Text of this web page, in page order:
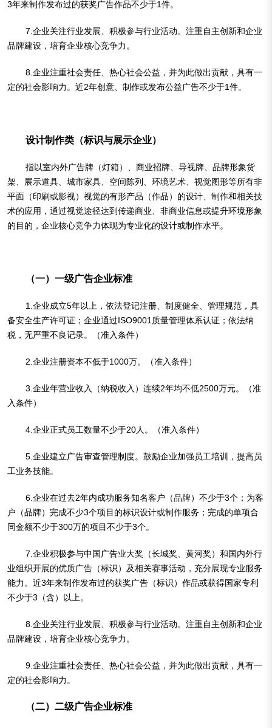
3年来制作发布过的获奖广告作品不少于1件。
7.企业关注行业发展、积极参与行业活动。注重自主创新和企业
品牌建设，培育企业核心竞争力。
8.企业注重社会责任、热心社会公益，并为此做出贡献，具有一
定的社会影响力。近2年创意、制作或发布公益广告不少于1件。
设计制作类（标识与展示企业）
指以室内外广告牌（灯箱）、商业招牌、导视牌、品牌形象货
架、展示道具、城市家具、空间陈列、环境艺术、视觉图形等所有非
平面（印刷或影视）视觉的有形产品（作品）的设计、制作和相关技
术的应用，通过视觉途径达到传递商业、非商业信息或提升环境形象
的目的，企业核心竞争力体现为专业化的设计或制作水平。
（一）一级广告企业标准
1.企业成立5年以上，依法登记注册、制度健全、管理规范，具
备安全生产许可证；企业通过ISO9001质量管理体系认证；依法纳
税，无严重不良记录。（准入条件）
2.企业注册资本不低于1000万。（准入条件）
3.企业年营业收入（纳税收入）连续2年均不低2500万元。（准
入条件）
4.企业正式员工数量不少于20人。（准入条件）
5.企业建立广告审查管理制度。鼓励企业加强员工培训，提高员
工业务技能。
6.企业在过去2年内成功服务知名客户（品牌）不少于3个；为客
户（品牌）完成不少3个项目的标识设计或制作服务；完成的单项合
同金额不少于300万的项目不少于3个。
7.企业积极参与中国广告业大奖（长城奖、黄河奖）和国内外行
业组织开展的优质广告（标识）及相关赛事活动，充分展现专业服务
能力。近3年来制作发布过的获奖广告（标识）作品或获得国家专利
不少于3（含）以上。
8.企业关注行业发展、积极参与行业活动。注重自主创新和企业
品牌建设，培育企业核心竞争力。
9.企业注重社会责任、热心社会公益，并为此做出贡献，具有一
定的社会影响力。
（二）二级广告企业标准